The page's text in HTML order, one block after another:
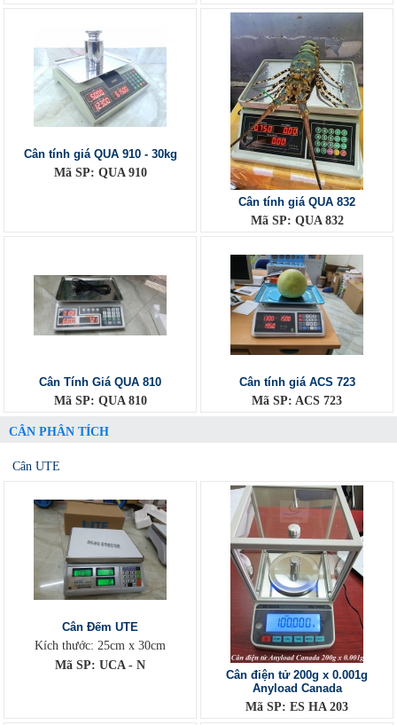
Cân tính giá QUA 910 - 30kg
Mã SP: QUA 910
Cân tính giá QUA 832
Mã SP: QUA 832
Cân Tính Giá QUA 810
Mã SP: QUA 810
Cân tính giá ACS 723
Mã SP: ACS 723
CÂN PHÂN TÍCH
Cân UTE
Cân Đếm UTE
Kích thước: 25cm x 30cm
Mã SP: UCA - N
Cân điện tử 200g x 0.001g
Anyload Canada
Mã SP: ES HA 203